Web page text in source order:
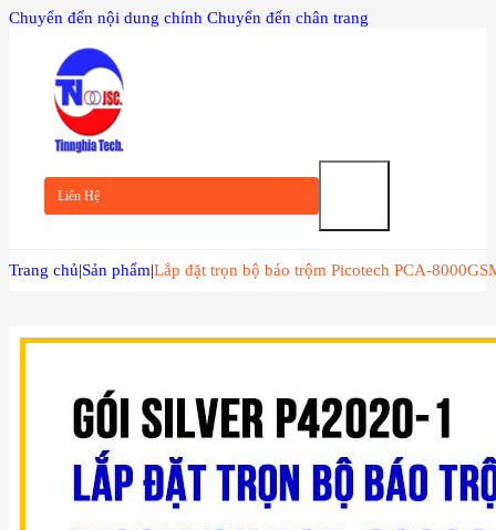
Chuyển đến nội dung chính Chuyển đến chân trang
Liên Hệ
TRANG
CHỦ
GIỚI
THIỆU
SẢN
PHẨM
Trang chủ|Sản phẩm|Lắp đặt trọn bộ báo trộm Picotech PCA-